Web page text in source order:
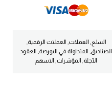
السلع, العملات, العملات الرقمية,
الصناديق, المتداولة في البورصة, العقود
الآجلة, المؤشرات, الاسهم